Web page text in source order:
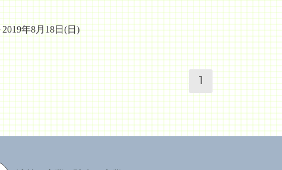
年8月18日(日)
1